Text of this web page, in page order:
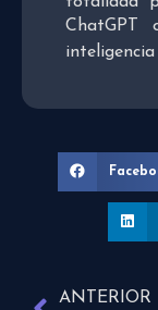
ChatGPT
ANTERIOR